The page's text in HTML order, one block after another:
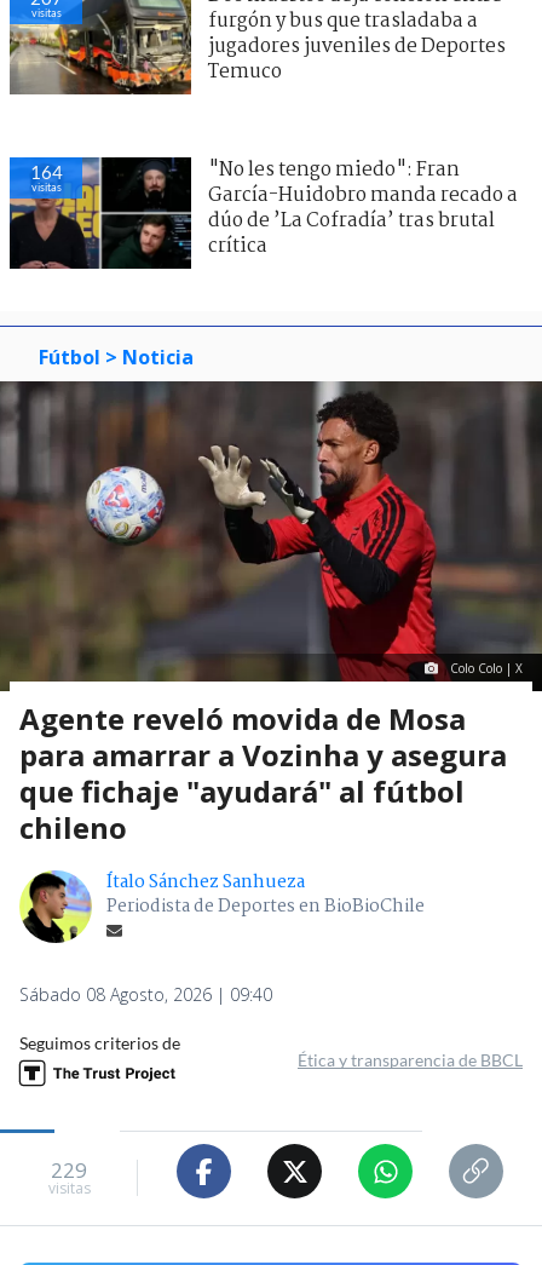
visitas
furgón y bus que trasladaba a
jugadores juveniles de Deportes
Temuco
164
visitas
"No les tengo miedo": Fran
García-Huidobro manda recado a
dúo de ’La Cofradía’ tras brutal
crítica
Fútbol > Noticia
Colo Colo | X
Agente reveló movida de Mosa
para amarrar a Vozinha y asegura
que fichaje "ayudará" al fútbol
chileno
Ítalo Sánchez Sanhueza
Periodista de Deportes en BioBioChile
Sábado 08 Agosto, 2026 | 09:40
Seguimos criterios de
Ética y transparencia de BBCL
229
visitas